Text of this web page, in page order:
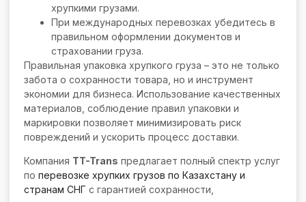
хрупкими грузами.
При международных перевозках убедитесь в
правильном оформлении документов и
страховании груза.
Правильная упаковка хрупкого груза – это не только
забота о сохранности товара, но и инструмент
экономии для бизнеса. Использование качественных
материалов, соблюдение правил упаковки и
маркировки позволяет минимизировать риск
повреждений и ускорить процесс доставки.
Компания TT-Trans предлагает полный спектр услуг
по перевозке хрупких грузов по Казахстану и
странам СНГ с гарантией сохранности,